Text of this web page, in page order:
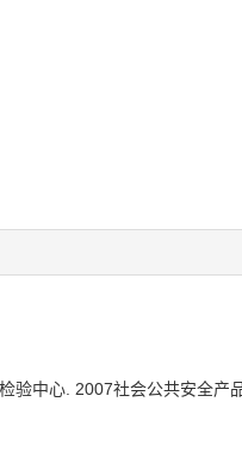
验中心. 2007社会公共安全